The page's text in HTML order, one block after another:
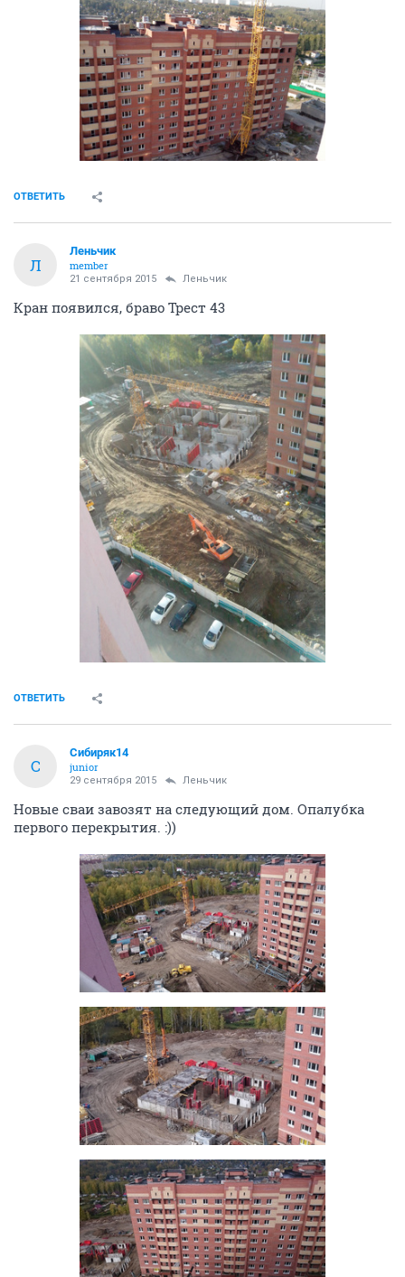
ОТВЕТИТЬ
Л
Леньчик
member
21 сентября 2015 Леньчик
Кран появился, браво Трест 43
ОТВЕТИТЬ
С
Сибиряк14
junior
29 сентября 2015 Леньчик
Новые сваи завозят на следующий дом. Опалубка
первого перекрытия. :))